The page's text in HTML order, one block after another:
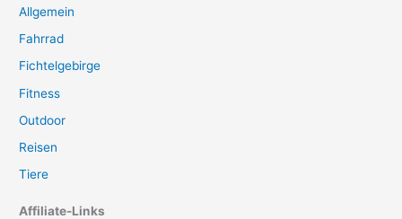
Allgemein
Fahrrad
Fichtelgebirge
Fitness
Outdoor
Reisen
Tiere
Affiliate-Links